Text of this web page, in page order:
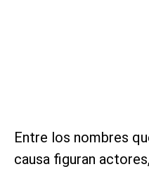
Entre los nombres
causa figuran